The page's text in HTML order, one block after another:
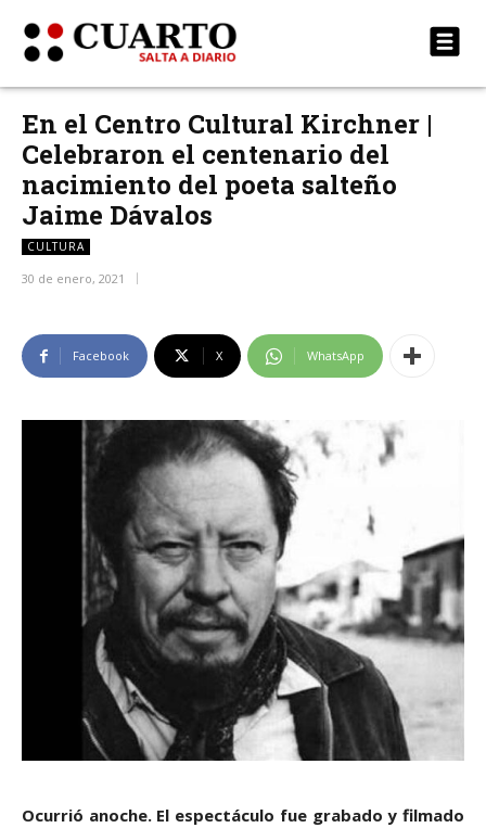
En el Centro Cultural Kirchner |
Celebraron el centenario del
nacimiento del poeta salteño
Jaime Dávalos
CULTURA
30 de enero, 2021
Facebook X WhatsApp
Ocurrió anoche. El espectáculo fue grabado y filmado